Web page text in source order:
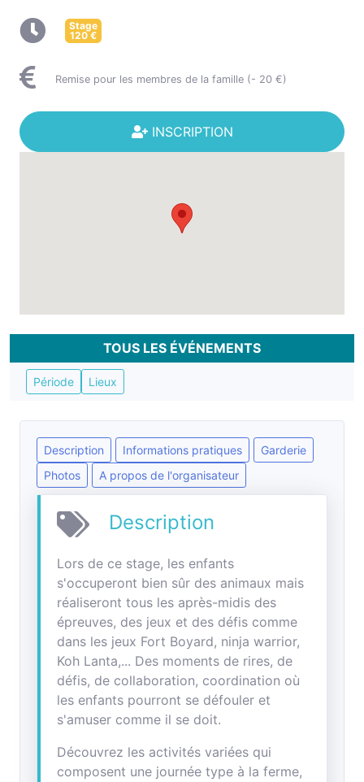
Stage
120€
Remise pour les membres de la famille (- 20 €)
INSCRIPTION
TOUS LES ÉVÉNEMENTS
Période Lieux
Description Informations pratiques
Garderie
Photos
A propos de l'organisateur
Description
Lors de ce stage, les enfants
s'occuperont bien sûr des animaux mais
réaliseront tous les après-midis des
épreuves, des jeux et des défis comme
dans les jeux Fort Boyard, ninja warrior,
Koh Lanta,... Des moments de rires, de
défis, de collaboration, coordination où
les enfants pourront se défouler et
s'amuser comme il se doit.
Découvrez les activités variées qui
composent une journée type à la ferme,